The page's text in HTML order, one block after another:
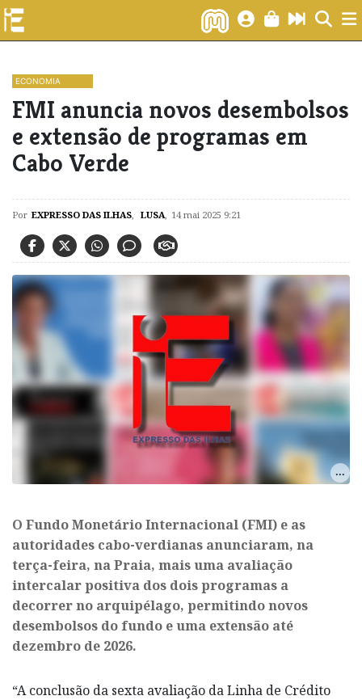
ECONOMIA
FMI anuncia novos desembolsos
e extensão de programas em
Cabo Verde
Por EXPRESSO DAS ILHAS, LUSA, 14 mai 2025 9:21
O Fundo Monetário Internacional (FMI) e as
autoridades cabo-verdianas anunciaram, na
terça-feira, na Praia, mais uma avaliação
intercalar positiva dos dois programas a
decorrer no arquipélago, permitindo novos
desembolsos do fundo e uma extensão até
dezembro de 2026.
“A conclusão da sexta avaliação da Linha de Crédito